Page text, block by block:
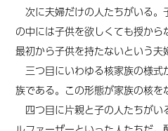
次に夫婦だけの人たちがいる。
の中には子供を欲しくても授から
最初から子供を持たないという夫
三つ目にいわゆる核家族の様式
族である。この形態が家族の核を
四つ目に片親と子の人たちがい